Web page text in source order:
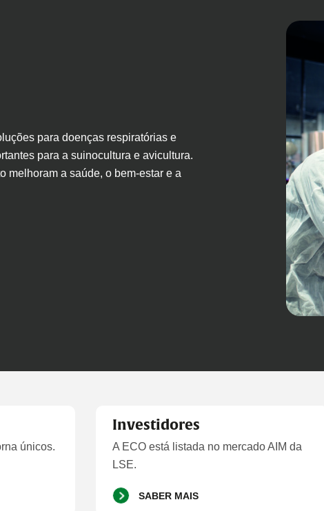
para doenças respiratórias e
para a suinocultura e avicultura.
melhoram a saúde, o bem-estar e a
únicos.
Investidores
A ECO está listada no mercado AIM da
LSE.
SABER MAIS